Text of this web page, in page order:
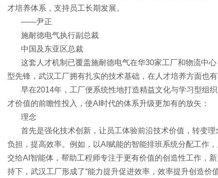
才培养体系，支持员工长期发展。
——尹正
施耐德电气执行副总裁
中国及东亚区总裁
这套人才机制已覆盖施耐德电气在华30家工厂和物流中
型先锋，武汉工厂拥有扎实的技术基础，在人才培养方面也
早在2014年，工厂便系统性地打造精益文化与学习型组
才价值的前瞻性投入，使AI时代的体系升级更加有的放矢：
理念
首先是强化技术创新，让员工体验前沿技术价值，转变
负担，提高效率。例如，以AI赋能的智能排班系统分配工作
交给AI智能体，帮助工程师专注于更有价值的创造性工作，
持下，武汉工厂形成了“能力提升促进效率，效率提升创造价